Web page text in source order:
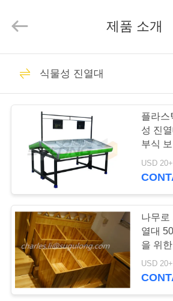
제
회
소
개
진
업
Reserved.
식료품류 진
식료품류 저
제품 소개
식물성 진열대
플라스
성 진
부식
USD
나무로
열대
을 위
합니다
USD